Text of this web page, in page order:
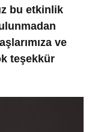
bu etkinlik
ve
teşekkür